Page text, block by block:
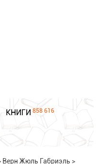
КНИГИ 858 616
Верн Жюль Габриэль >